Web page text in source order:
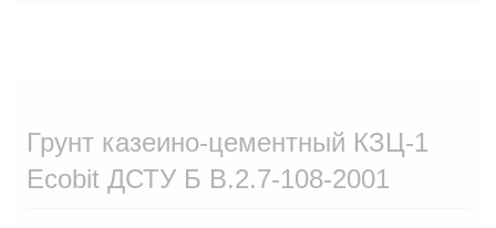
Грунт казеино-цементный КЗЦ-1
Ecobit ДСТУ Б В.2.7-108-2001